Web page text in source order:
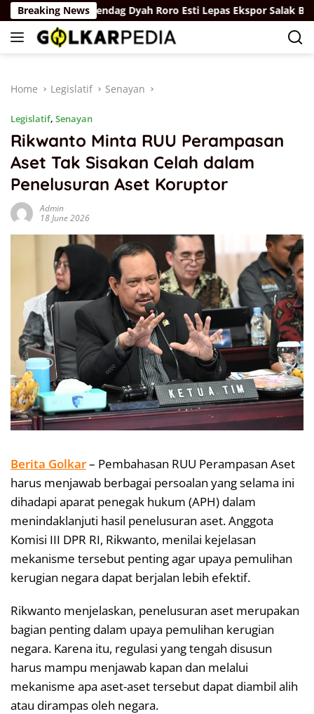
Skip
to
content
Breaking News
Wamendag Dyah Roro Esti Lepas Ekspor Salak Bali ke
Home Legislatif Senayan
Legislatif, Senayan
Rikwanto Minta RUU Perampasan
Aset Tak Sisakan Celah dalam
Penelusuran Aset Koruptor
Admin
18 June 2026
Berita Golkar– Pembahasan RUU Perampasan Aset
harus menjawab berbagai persoalan yang selama ini
dihadapi aparat penegak hukum (APH) dalam
menindaklanjuti hasil penelusuran aset. Anggota
Komisi III DPR RI, Rikwanto, menilai kejelasan
mekanisme tersebut penting agar upaya pemulihan
kerugian negara dapat berjalan lebih efektif.
Rikwanto menjelaskan, penelusuran aset merupakan
bagian penting dalam upaya pemulihan kerugian
negara. Karena itu, regulasi yang tengah disusun
harus mampu menjawab kapan dan melalui
mekanisme apa aset-aset tersebut dapat diambil alih
atau dirampas oleh negara.